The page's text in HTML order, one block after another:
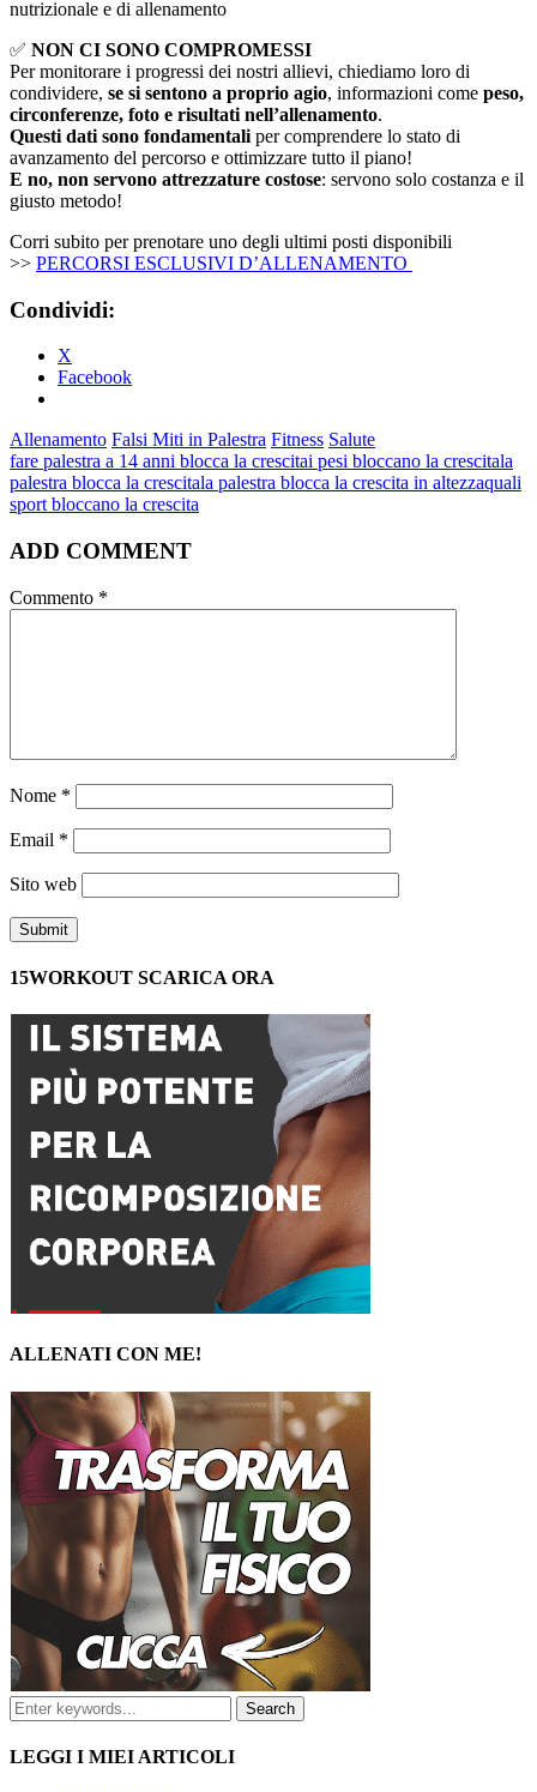
nutrizionale e di allenamento
✅ NON CI SONO COMPROMESSI
Per monitorare i progressi dei nostri allievi, chiediamo loro di
condividere, se si sentono a proprio agio, informazioni come peso,
circonferenze, foto e risultati nell’allenamento.
Questi dati sono fondamentali per comprendere lo stato di
avanzamento del percorso e ottimizzare tutto il piano!
E no, non servono attrezzature costose: servono solo costanza e il
giusto metodo!
Corri subito per prenotare uno degli ultimi posti disponibili
>> PERCORSI ESCLUSIVI D’ALLENAMENTO
Condividi:
X
Facebook
Allenamento Falsi Miti in Palestra Fitness Salute
fare palestra a 14 anni blocca la crescitai pesi bloccano la crescitala
palestra blocca la crescitala palestra blocca la crescita in altezzaquali
sport bloccano la crescita
ADD COMMENT
Commento *
Nome *
Email *
Sito web
15WORKOUT SCARICA ORA
ALLENATI CON ME!
LEGGI I MIEI ARTICOLI